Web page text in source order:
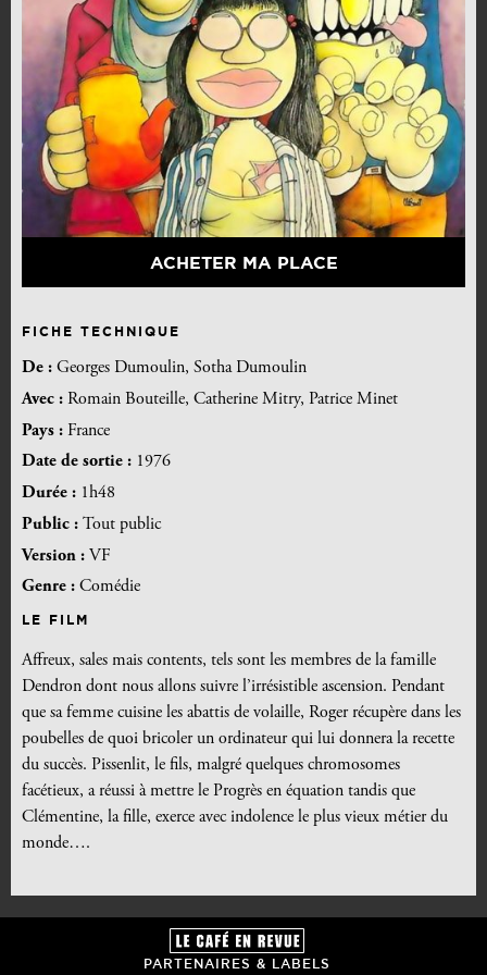
ACHETER MA PLACE
FICHE TECHNIQUE
De : Georges Dumoulin, Sotha Dumoulin
Avec : Romain Bouteille, Catherine Mitry, Patrice Minet
Pays : France
Date de sortie : 1976
Durée : 1h48
Public : Tout public
Version : VF
Genre : Comédie
LE FILM
Affreux, sales mais contents, tels sont les membres de la famille
Dendron dont nous allons suivre l’irrésistible ascension. Pendant
que sa femme cuisine les abattis de volaille, Roger récupère dans les
poubelles de quoi bricoler un ordinateur qui lui donnera la recette
du succès. Pissenlit, le fils, malgré quelques chromosomes
facétieux, a réussi à mettre le Progrès en équation tandis que
Clémentine, la fille, exerce avec indolence le plus vieux métier du
monde….
PARTENAIRES & LABELS